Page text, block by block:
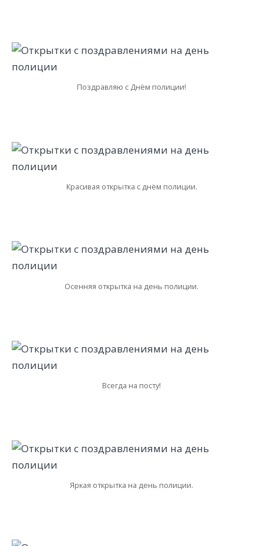
Поздравляю с Днём полиции!
Красивая открытка с днём полиции.
Осенняя открытка на день полиции.
Всегда на посту!
Яркая открытка на день полиции.